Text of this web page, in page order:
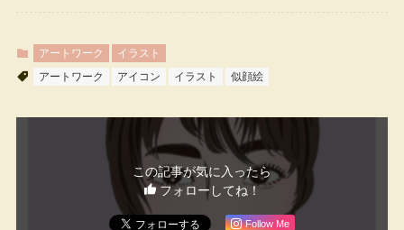
アートワーク
イラスト
アートワーク
アイコン イラスト 似顔絵
この記事が気に入ったら
フォローしてね！
Follow Me